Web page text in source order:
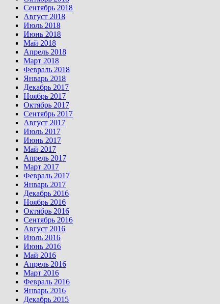
Сентябрь 2018
Август 2018
Июль 2018
Июнь 2018
Май 2018
Апрель 2018
Март 2018
Февраль 2018
Январь 2018
Декабрь 2017
Ноябрь 2017
Октябрь 2017
Сентябрь 2017
Август 2017
Июль 2017
Июнь 2017
Май 2017
Апрель 2017
Март 2017
Февраль 2017
Январь 2017
Декабрь 2016
Ноябрь 2016
Октябрь 2016
Сентябрь 2016
Август 2016
Июль 2016
Июнь 2016
Май 2016
Апрель 2016
Март 2016
Февраль 2016
Январь 2016
Декабрь 2015